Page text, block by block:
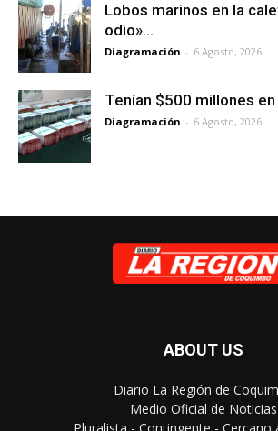
Lobos marinos en la
odio»…
Diagramación - 6 Agosto, 2026
Tenían $500 millones
Diagramación - 6 Agosto, 2026
ABOUT US
Diario La Región de
Medio Oficial de Noticias